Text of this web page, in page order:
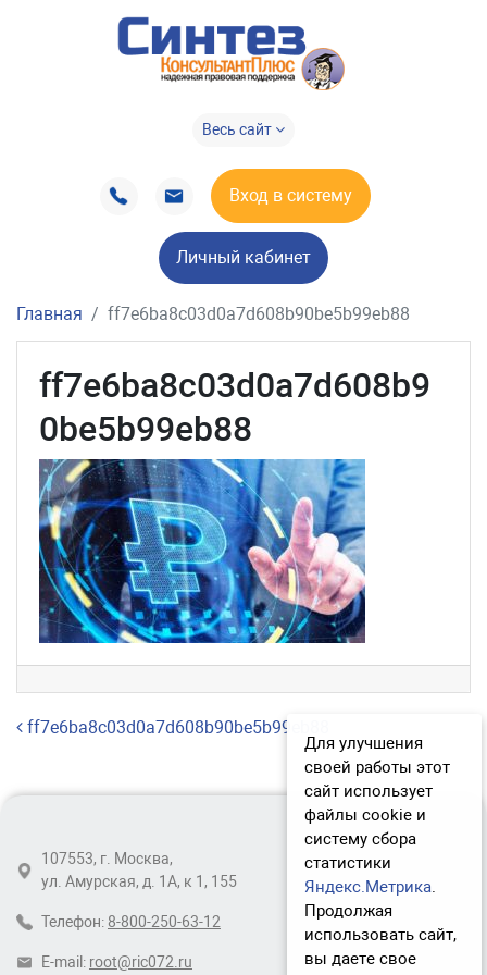
Весь сайт
Вход в систему
Личный кабинет
Главная ff7e6ba8c03d0a7d608b90be5b99eb88
ff7e6ba8c03d0a7d608b9
0be5b99eb88
Навигация по записям
ff7e6ba8c03d0a7d608b90be5b99eb88
107553, г. Москва,
ул. Амурская, д. 1А, к 1, 155
Телефон: 8-800-250-63-12
E-mail: root@ric072.ru
Для улучшения
своей работы этот
сайт использует
файлы cookie и
систему сбора
статистики
Яндекс.Метрика.
Продолжая
использовать сайт,
вы даете свое